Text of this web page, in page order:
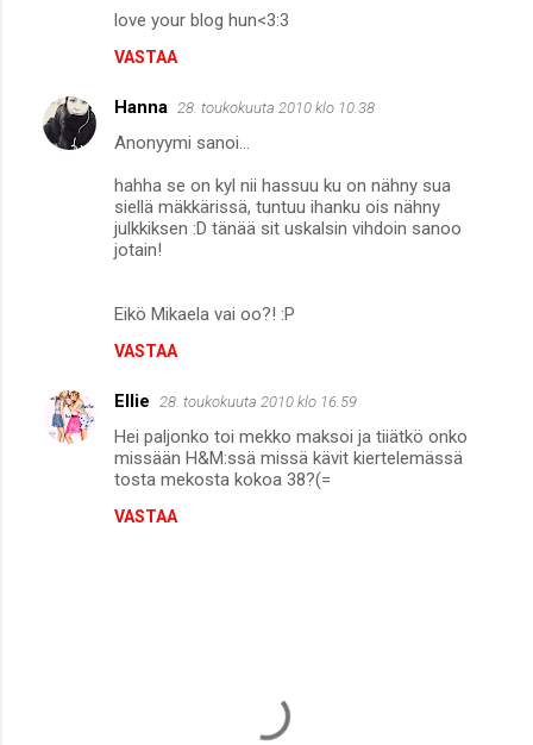
love your blog hun<3:3
VASTAA
Hanna 28. toukokuuta 2010 klo 10.38
Anonyymi sanoi...
hahha se on kyl nii hassuu ku on nähny sua
siellä mäkkärissä, tuntuu ihanku ois nähny
julkkiksen :D tänää sit uskalsin vihdoin sanoo
jotain!
Eikö Mikaela vai oo?! :P
VASTAA
Ellie 28. toukokuuta 2010 klo 16.59
Hei paljonko toi mekko maksoi ja tiiätkö onko
missään H&M:ssä missä kävit kiertelemässä
tosta mekosta kokoa 38?(=
VASTAA